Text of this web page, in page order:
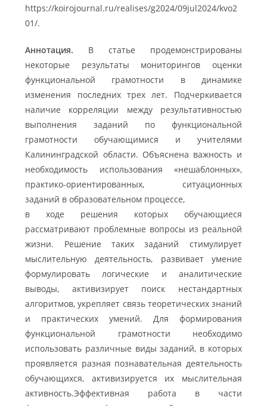
https://koirojournal.ru/realises/g2024/09jul2024/kvo2
01/.
Аннотация. В статье продемонстрированы
некоторые результаты мониторингов оценки
функциональной грамотности в динамике
изменения последних трех лет. Подчеркивается
наличие корреляции между результативностью
выполнения заданий по функциональной
грамотности обучающимися и учителями
Калининградской области. Объяснена важность и
необходимость использования «нешаблонных»,
практико-ориентированных, ситуационных
заданий в образовательном процессе,
в ходе решения которых обучающиеся
рассматривают проблемные вопросы из реальной
жизни. Решение таких заданий стимулирует
мыслительную деятельность, развивает умение
формулировать логические и аналитические
выводы, активизирует поиск нестандартных
алгоритмов, укрепляет связь теоретических знаний
и практических умений. Для формирования
функциональной грамотности необходимо
использовать различные виды заданий, в которых
проявляется разная познавательная деятельность
обучающихся, активизируется их мыслительная
активность.Эффективная работа в части